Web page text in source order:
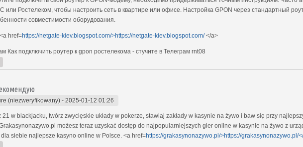
или Ростелеком, чтобы настроить сеть в квартире или офисе. Настройка GPON через стандартный
совместимости оборудования.
href=https://netgate-kiev.blogspot.com/>https://netgate-kiev.blogspot.com/</a>
Как подключить роутер к gpon ростелекома - стучите в Телеграм rnt08
(niezweryfikowany) - 2025-01-12 01:26
21 w blackjacku, twórz zwycięskie układy w pokerze, stawiaj zakłady w kasynie na żywo i baw się przy
możesz teraz uzyskać dostęp do najpopularniejszych gier online w kasynie na żywo z
siebie najlepsze kasyno online w Polsce. <a href=https://grakasynonazywo.pl/>https://grakasynonazywo.pl/